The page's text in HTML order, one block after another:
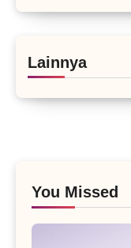
Lainnya
You Missed